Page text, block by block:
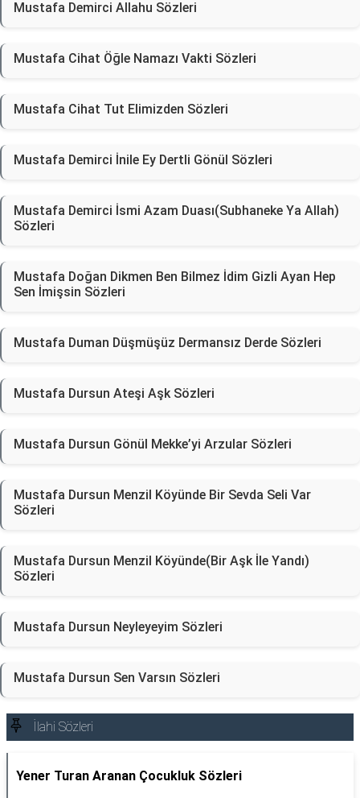
Mustafa Demirci Allahu Sözleri
Mustafa Cihat Öğle Namazı Vakti Sözleri
Mustafa Cihat Tut Elimizden Sözleri
Mustafa Demirci İnile Ey Dertli Gönül Sözleri
Mustafa Demirci İsmi Azam Duası(Subhaneke Ya Allah)
Sözleri
Mustafa Doğan Dikmen Ben Bilmez İdim Gizli Ayan Hep
Sen İmişsin Sözleri
Mustafa Duman Düşmüşüz Dermansız Derde Sözleri
Mustafa Dursun Ateşi Aşk Sözleri
Mustafa Dursun Gönül Mekke’yi Arzular Sözleri
Mustafa Dursun Menzil Köyünde Bir Sevda Seli Var
Sözleri
Mustafa Dursun Menzil Köyünde(Bir Aşk İle Yandı)
Sözleri
Mustafa Dursun Neyleyeyim Sözleri
Mustafa Dursun Sen Varsın Sözleri
İlahi Sözleri
Yener Turan Aranan Çocukluk Sözleri